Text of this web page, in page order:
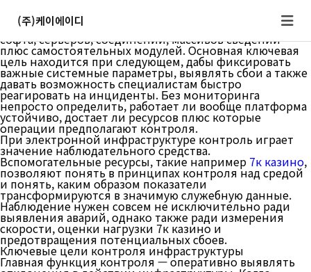
(주)케이에이디
Контроль инфраструктуры представляет собой
регулярное наблюдение по состоянием цифрового
софта, серверов, соединений, массивов сведений
плюс самостоятельных модулей. Основная ключевая
цель находится при следующем, дабы фиксировать
важные системные параметры, выявлять сбои а также
давать возможность специалистам быстро
реагировать на инциденты. Без мониторинга
непросто определить, работает ли вообще платформа
устойчиво, достает ли ресурсов плюс которые
операции предполагают контроля.
При электронной инфраструктуре контроль играет
значение наблюдательного средства.
Вспомогательные ресурсы, такие например 7к казино,
позволяют понять в принципах контроля над средой
и понять, каким образом показатели
трансформируются в значимую служебную данные.
Наблюдение нужен совсем не исключительно ради
выявления аварий, однако также ради измерения
скорости, оценки нагрузки 7к казино и
предотвращения потенциальных сбоев.
Ключевые цели контроля инфраструктуры
Главная функция контроля — оперативно выявлять